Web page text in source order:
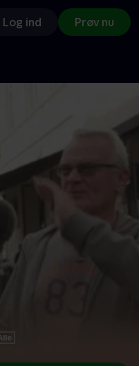
Log ind Prøv nu